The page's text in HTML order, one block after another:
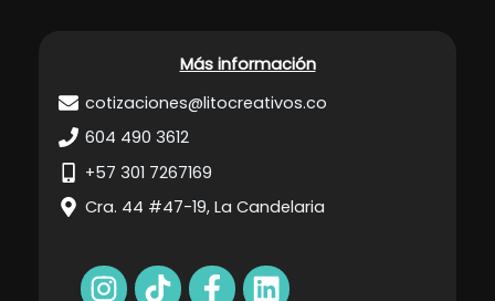
Más información
cotizaciones@litocreativos.co
604 490 3612
+57 301 7267169
Cra. 44 #47-19, La Candelaria